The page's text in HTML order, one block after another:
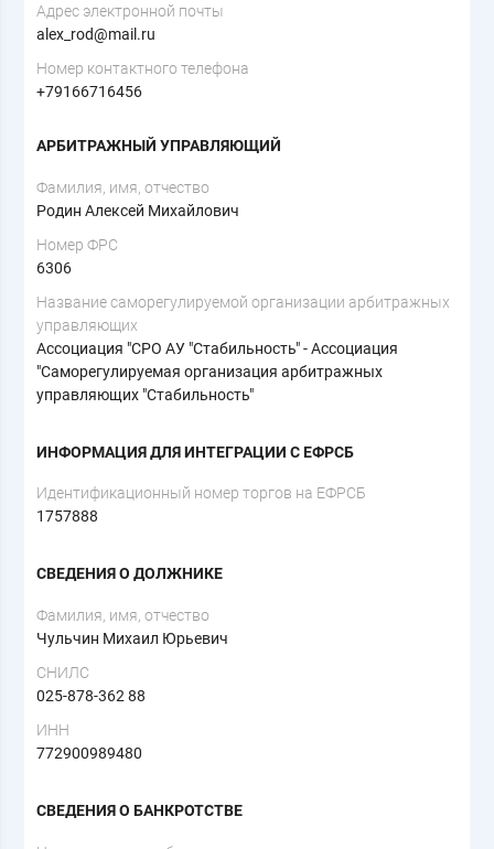
Адрес электронной почты
alex_rod@mail.ru
Номер контактного телефона
+79166716456
АРБИТРАЖНЫЙ УПРАВЛЯЮЩИЙ
Фамилия, имя, отчество
Родин Алексей Михайлович
Номер ФРС
6306
Название саморегулируемой организации арбитражных
управляющих
Ассоциация "СРО АУ "Стабильность" - Ассоциация
"Саморегулируемая организация арбитражных
управляющих "Стабильность"
ИНФОРМАЦИЯ ДЛЯ ИНТЕГРАЦИИ С ЕФРСБ
Идентификационный номер торгов на ЕФРСБ
1757888
СВЕДЕНИЯ О ДОЛЖНИКЕ
Фамилия, имя, отчество
Чульчин Михаил Юрьевич
СНИЛС
025-878-362 88
ИНН
772900989480
СВЕДЕНИЯ О БАНКРОТСТВЕ